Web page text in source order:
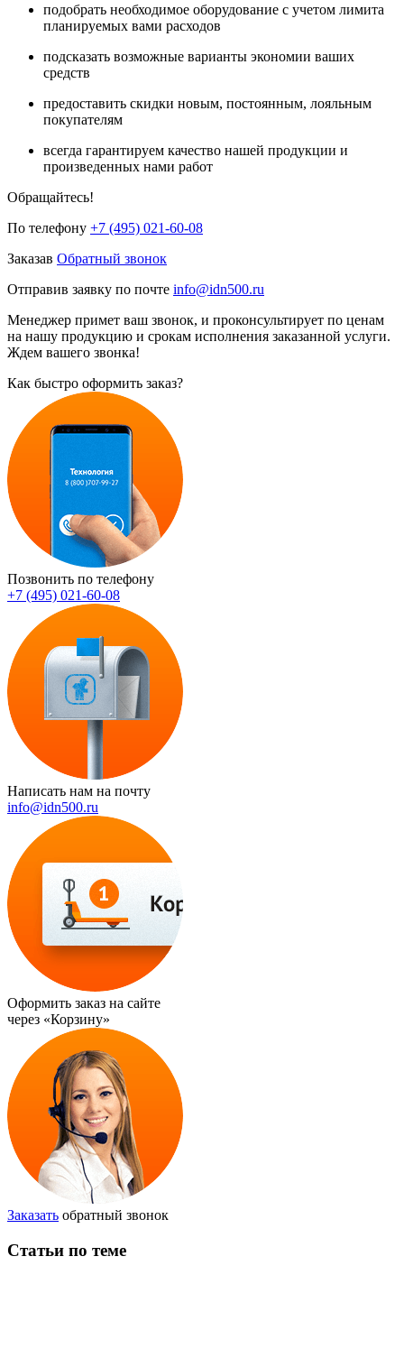
подобрать необходимое оборудование с учетом лимита
планируемых вами расходов
подсказать возможные варианты экономии ваших
средств
предоставить скидки новым, постоянным, лояльным
покупателям
всегда гарантируем качество нашей продукции и
произведенных нами работ
Обращайтесь!
По телефону +7 (495) 021-60-08
Заказав Обратный звонок
Отправив заявку по почте info@idn500.ru
Менеджер примет ваш звонок, и проконсультирует по ценам
на нашу продукцию и срокам исполнения заказанной услуги.
Ждем вашего звонка!
Как быстро оформить заказ?
Позвонить по телефону
+7 (495) 021-60-08
Написать нам на почту
info@idn500.ru
Оформить заказ на сайте
через «Корзину»
Заказать обратный звонок
Статьи по теме